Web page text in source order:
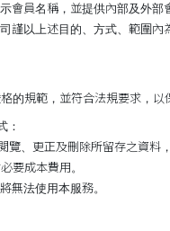
會員名稱，並提供內部及外
謹以上述目的、方式、範圍
的規範，並符合法規要求，以
：
覽、更正及刪除所留存之資
要成本費用。
無法使用本服務。